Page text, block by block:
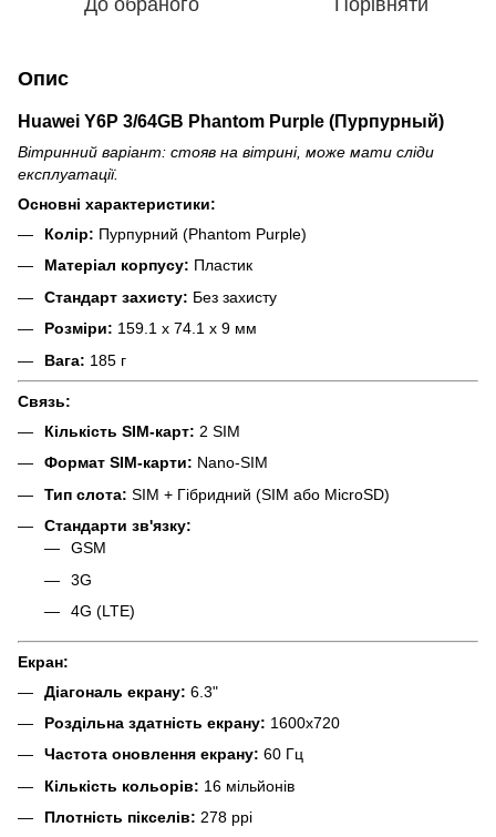
До обраного Порівняти
Опис
Huawei Y6P 3/64GB Phantom Purple (Пурпурный)
Вітринний варіант: стояв на вітрині, може мати сліди
експлуатації.
Основні характеристики:
Колір: Пурпурний (Phantom Purple)
Матеріал корпусу: Пластик
Стандарт захисту: Без захисту
Розміри: 159.1 x 74.1 x 9 мм
Вага: 185 г
Связь:
Кількість SIM-карт: 2 SIM
Формат SIM-карти: Nano-SIM
Тип слота: SIM + Гібридний (SIM або MicroSD)
Стандарти зв'язку:
GSM
3G
4G (LTE)
Екран:
Діагональ екрану: 6.3"
Роздільна здатність екрану: 1600x720
Частота оновлення екрану: 60 Гц
Кількість кольорів: 16 мільйонів
Плотність пікселів: 278 ppi